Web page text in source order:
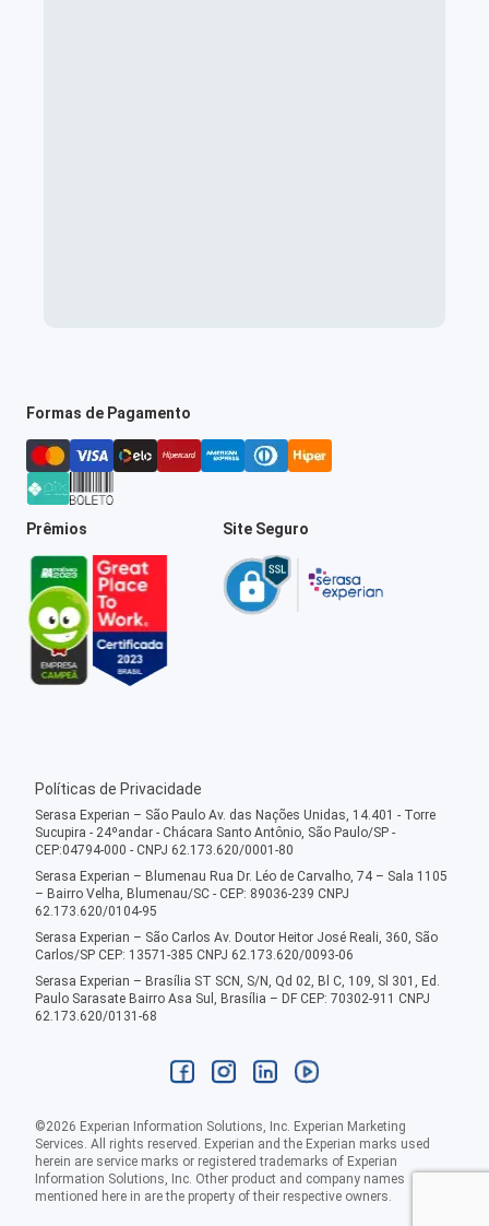
Formas de Pagamento
Prêmios Site Seguro
Políticas de Privacidade
Serasa Experian – São Paulo Av. das Nações Unidas, 14.401 - Torre
Sucupira - 24ºandar - Chácara Santo Antônio, São Paulo/SP -
CEP:04794-000 - CNPJ 62.173.620/0001-80
Serasa Experian – Blumenau Rua Dr. Léo de Carvalho, 74 – Sala 1105
– Bairro Velha, Blumenau/SC - CEP: 89036-239 CNPJ
62.173.620/0104-95
Serasa Experian – São Carlos Av. Doutor Heitor José Reali, 360, São
Carlos/SP CEP: 13571-385 CNPJ 62.173.620/0093-06
Serasa Experian – Brasília ST SCN, S/N, Qd 02, Bl C, 109, Sl 301, Ed.
Paulo Sarasate Bairro Asa Sul, Brasília – DF CEP: 70302-911 CNPJ
62.173.620/0131-68
©2026 Experian Information Solutions, Inc. Experian Marketing
Services. All rights reserved. Experian and the Experian marks used
herein are service marks or registered trademarks of Experian
Information Solutions, Inc. Other product and company names
mentioned here in are the property of their respective owners.